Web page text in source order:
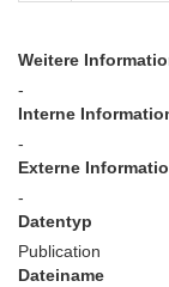
Weitere
-
Interne
-
Externe
-
Datentyp
Publication
Dateiname